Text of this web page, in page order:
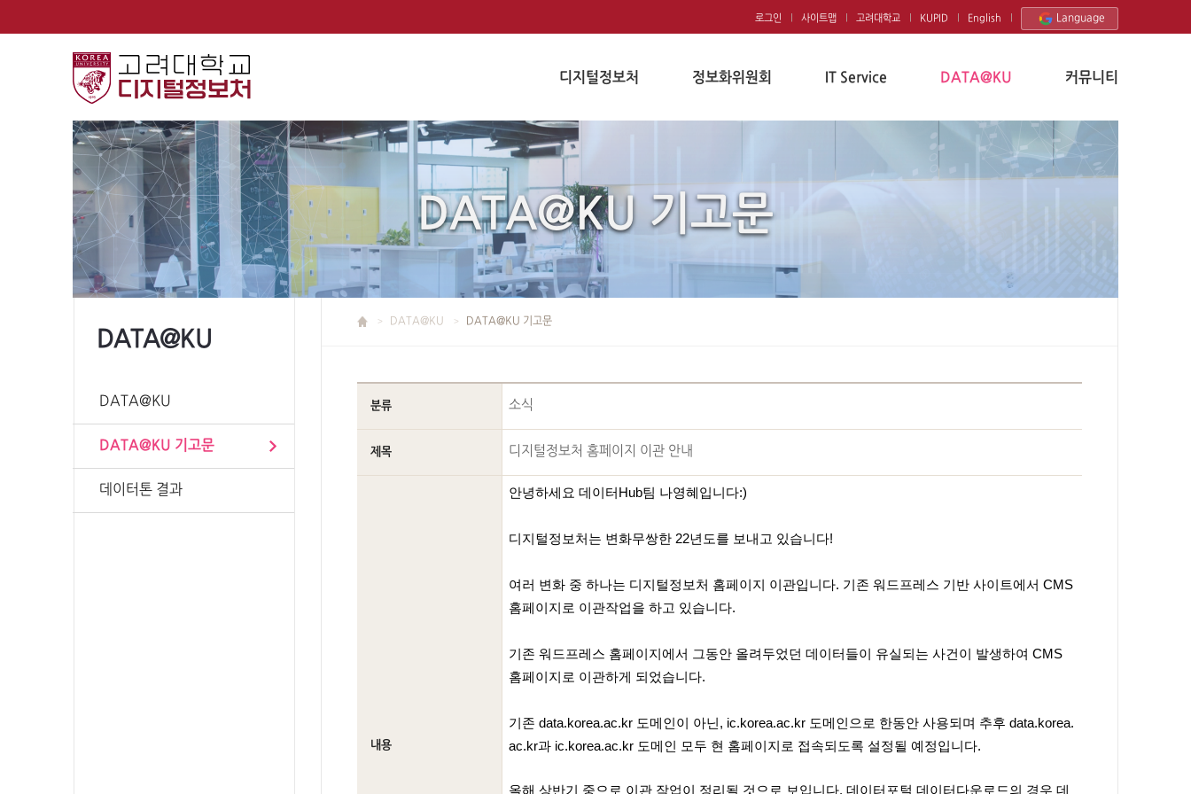
로그인 사이트맵 고려대학교 KUPID English Language
디지털정보처 정보화위원회 IT Service DATA@KU 커뮤니티
DATA@KU 기고문
DATA@KU
DATA@KU
DATA@KU 기고문
데이터톤 결과
DATA@KU DATA@KU 기고문
분류 소식
제목 디지털정보처 홈페이지 이관 안내
내용
안녕하세요 데이터Hub팀 나영혜입니다:)
디지털정보처는 변화무쌍한 22년도를 보내고 있습니다!
여러 변화 중 하나는 디지털정보처 홈페이지 이관입니다. 기존 워드프레스 기반 사이트에서 CMS
홈페이지로 이관작업을 하고 있습니다.
기존 워드프레스 홈페이지에서 그동안 올려두었던 데이터들이 유실되는 사건이 발생하여 CMS
홈페이지로 이관하게 되었습니다.
기존 data.korea.ac.kr 도메인이 아닌, ic.korea.ac.kr 도메인으로 한동안 사용되며 추후 data.korea.
ac.kr과 ic.korea.ac.kr 도메인 모두 현 홈페이지로 접속되도록 설정될 예정입니다.
올해 상반기 중으로 이관 작업이 정리될 것으로 보입니다. 데이터포털 데이터다운로드의 경우 데